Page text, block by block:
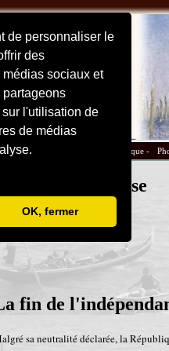
de personnaliser le
des
sociaux et
partageons
l'utilisation de
de médias
OK, fermer
et sites - Pratique -
Le déclin de Venise
fin de
sa neutralité déclarée, la